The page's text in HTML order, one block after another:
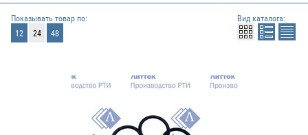
Показывать товар по:
12
24 48
Вид каталога: